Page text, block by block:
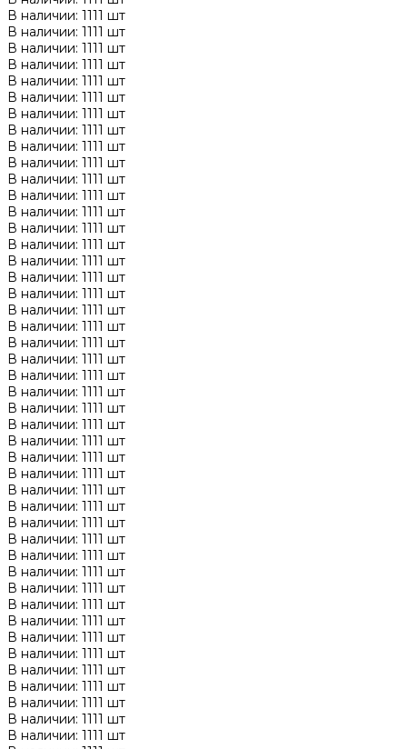
В наличии: 1111 шт
В наличии: 1111 шт
В наличии: 1111 шт
В наличии: 1111 шт
В наличии: 1111 шт
В наличии: 1111 шт
В наличии: 1111 шт
В наличии: 1111 шт
В наличии: 1111 шт
В наличии: 1111 шт
В наличии: 1111 шт
В наличии: 1111 шт
В наличии: 1111 шт
В наличии: 1111 шт
В наличии: 1111 шт
В наличии: 1111 шт
В наличии: 1111 шт
В наличии: 1111 шт
В наличии: 1111 шт
В наличии: 1111 шт
В наличии: 1111 шт
В наличии: 1111 шт
В наличии: 1111 шт
В наличии: 1111 шт
В наличии: 1111 шт
В наличии: 1111 шт
В наличии: 1111 шт
В наличии: 1111 шт
В наличии: 1111 шт
В наличии: 1111 шт
В наличии: 1111 шт
В наличии: 1111 шт
В наличии: 1111 шт
В наличии: 1111 шт
В наличии: 1111 шт
В наличии: 1111 шт
В наличии: 1111 шт
В наличии: 1111 шт
В наличии: 1111 шт
В наличии: 1111 шт
В наличии: 1111 шт
В наличии: 1111 шт
В наличии: 1111 шт
В наличии: 1111 шт
В наличии: 1111 шт